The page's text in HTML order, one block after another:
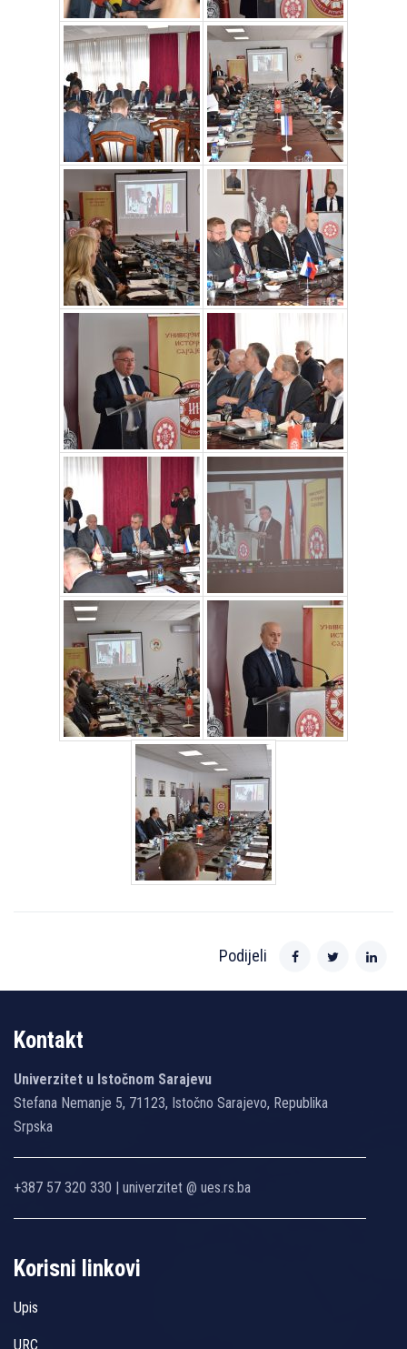
Podijeli
Kontakt
Univerzitet u Istočnom Sarajevu
Stefana Nemanje 5, 71123, Istočno Sarajevo, Republika
Srpska
+387 57 320 330 | univerzitet @ ues.rs.ba
Korisni linkovi
Upis
URC